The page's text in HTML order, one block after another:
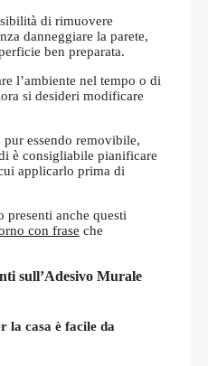
di rimuovere
danneggiare la parete,
ben preparata.
l’ambiente nel tempo o di
si desideri modificare
essendo removibile,
è consigliabile pianificare
applicarlo prima di
presenti anche questi
con frase che
sull’Adesivo Murale
la casa è facile da